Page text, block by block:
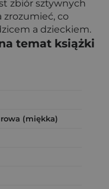
zbiór sztywnych
zrozumieć, co
a dzieckiem.
temat książki
(miękka)